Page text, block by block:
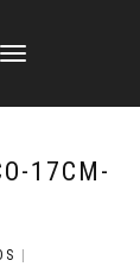
CAMBIAR
17CM-